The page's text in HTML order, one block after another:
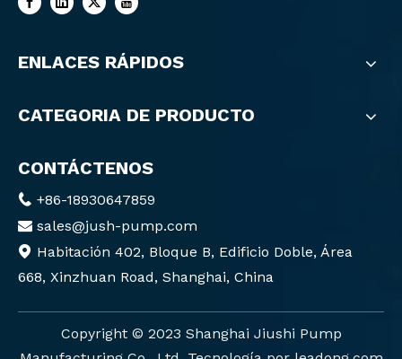
ENLACES RÁPIDOS
CATEGORIA DE PRODUCTO
CONTÁCTENOS
 +86-18930647859
 sales@jush-pump.com
 Habitación 402, Bloque B, Edificio Doble, Área
668, Xinzhuan Road, Shanghai, China
Copyright ©️ 2023 Shanghai Jiushi Pump